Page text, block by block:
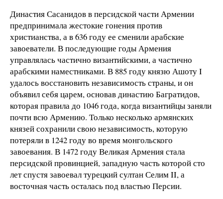
Династия Сасанидов в персидской части Армении
предпринимала жестокие гонения против
христианства, а в 636 году ее сменили арабские
завоеватели. В последующие годы Армения
управлялась частично византийскими, а частично
арабскими наместниками. В 885 году князю Ашоту I
удалось восстановить независимость страны, и он
объявил себя царем, основав династию Багратидов,
которая правила до 1046 года, когда византийцы заняли
почти всю Армению. Только несколько армянских
князей сохранили свою независимость, которую
потеряли в 1242 году во время монгольского
завоевания. В 1472 году Великая Армения стала
персидской провинцией, западную часть которой сто
лет спустя завоевал турецкий султан Селим II, а
восточная часть осталась под властью Персии.